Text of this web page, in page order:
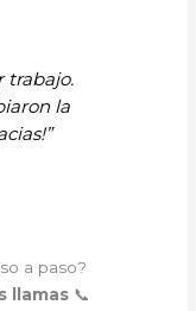
trabajo.
la
a paso?
llamas 📞